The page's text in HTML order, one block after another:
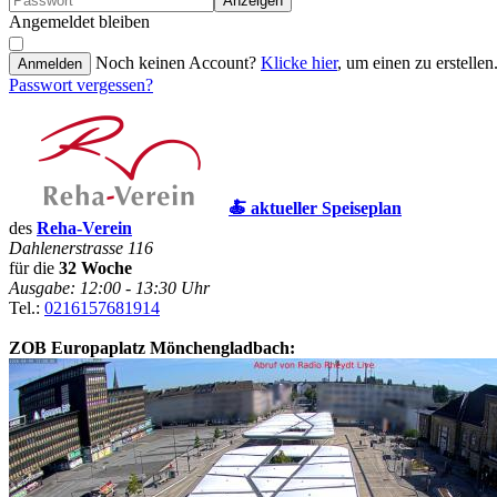
Angemeldet bleiben
Anmelden Noch keinen Account? Klicke hier, um einen zu erstellen.
Passwort vergessen?
🍝 aktueller Speiseplan
des Reha-Verein
Dahlenerstrasse 116
für die 32 Woche
Ausgabe: 12:00 - 13:30 Uhr
Tel.: 0216157681914
ZOB Europaplatz Mönchengladbach: